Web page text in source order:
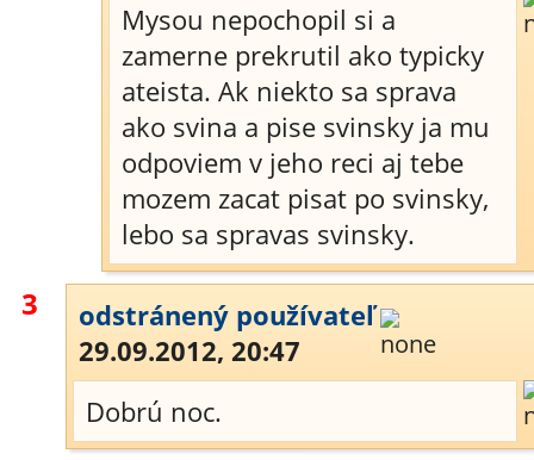
Mysou nepochopil si a
zamerne prekrutil ako typicky
ateista. Ak niekto sa sprava
ako svina a pise svinsky ja mu
odpoviem v jeho reci aj tebe
mozem zacat pisat po svinsky,
lebo sa spravas svinsky.
3
odstránený používateľ
29.09.2012, 20:47
Dobrú noc.